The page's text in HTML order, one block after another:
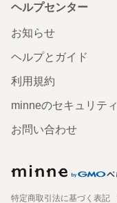
ヘルプセンター
お知らせ
ヘルプとガイド
利用規約
minneのセキュリティ
お問い合わせ
特定商取引法に基づく表記